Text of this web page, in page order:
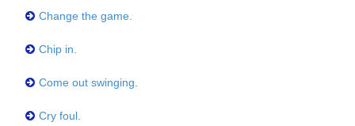
Change the game.
Chip in.
Come out swinging.
Cry foul.